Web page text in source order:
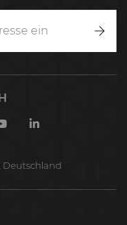
YoutubeLinkedin
Deutschland